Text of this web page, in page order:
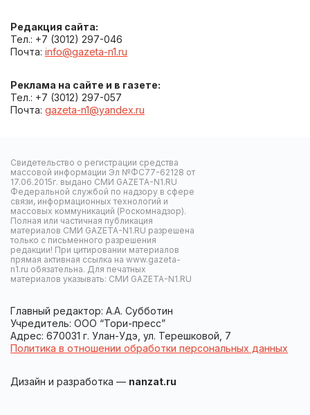
Редакция сайта:
Тел.: +7 (3012) 297-046
Почта: info@gazeta-n1.ru
Реклама на сайте и в газете:
Тел.: +7 (3012) 297-057
Почта: gazeta-n1@yandex.ru
Свидетельство о регистрации средства
массовой информации Эл №ФС77-62128 от
17.06.2015г. выдано СМИ GAZETA-N1.RU
Федеральной службой по надзору в сфере
связи, информационных технологий и
массовых коммуникаций (Роскомнадзор).
Полная или частичная публикация
материалов СМИ GAZETA-N1.RU разрешена
только с письменного разрешения
редакции! При цитировании материалов
прямая активная ссылка на www.gazeta-
n1.ru обязательна. Для печатных
материалов указывать: СМИ GAZETA-N1.RU
Главный редактор: А.А. Субботин
Учредитель: ООО “Тори-пресс”
Адрес: 670031 г. Улан-Удэ, ул. Терешковой, 7
Политика в отношении обработки персональных данных
Дизайн и разработка — nanzat.ru